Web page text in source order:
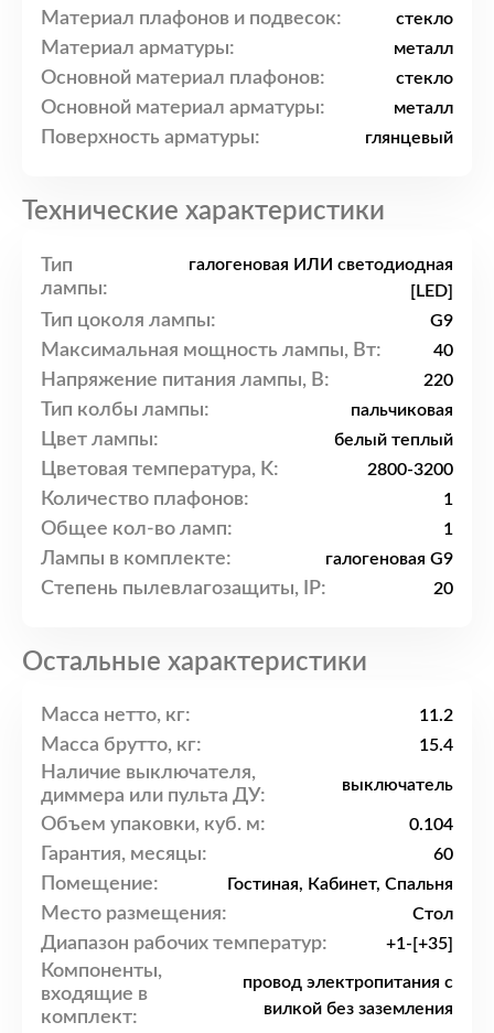
Материал плафонов и подвесок: стекло
Материал арматуры: металл
Основной материал плафонов: стекло
Основной материал арматуры: металл
Поверхность арматуры: глянцевый
Технические характеристики
Тип
лампы:
галогеновая ИЛИ светодиодная
[LED]
Тип цоколя лампы: G9
Максимальная мощность лампы, Вт: 40
Напряжение питания лампы, В: 220
Тип колбы лампы: пальчиковая
Цвет лампы: белый теплый
Цветовая температура, K: 2800-3200
Количество плафонов: 1
Общее кол-во ламп: 1
Лампы в комплекте: галогеновая G9
Степень пылевлагозащиты, IP: 20
Остальные характеристики
Масса нетто, кг: 11.2
Масса брутто, кг: 15.4
Наличие выключателя,
диммера или пульта ДУ:
выключатель
Объем упаковки, куб. м: 0.104
Гарантия, месяцы: 60
Помещение: Гостиная, Кабинет, Спальня
Место размещения: Стол
Диапазон рабочих температур: +1-[+35]
Компоненты,
входящие в
комплект:
провод электропитания с
вилкой без заземления